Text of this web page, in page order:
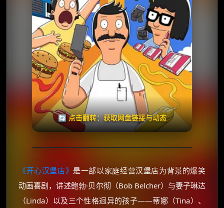
🔄 点击翻转：获取网盘链接与动态
失效请反馈
🧧️
天天领红包
《开心汉堡店》是一部以家庭经营汉堡店为背景的爆笑
动画喜剧，讲述鲍勃·贝尔彻（Bob Belcher）与妻子琳达
（Linda）以及三个性格迥异的孩子——蒂娜（Tina）、